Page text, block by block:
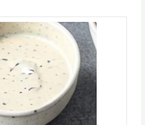
Minuten
Minuten